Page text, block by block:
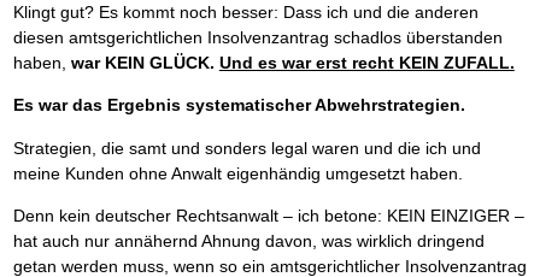
Klingt gut? Es kommt noch besser: Dass ich und die anderen
diesen amtsgerichtlichen Insolvenzantrag schadlos überstanden
haben, war KEIN GLÜCK. Und es war erst recht KEIN ZUFALL.
Es war das Ergebnis systematischer Abwehrstrategien.
Strategien, die samt und sonders legal waren und die ich und
meine Kunden ohne Anwalt eigenhändig umgesetzt haben.
Denn kein deutscher Rechtsanwalt – ich betone: KEIN EINZIGER –
hat auch nur annähernd Ahnung davon, was wirklich dringend
getan werden muss, wenn so ein amtsgerichtlicher Insolvenzantrag